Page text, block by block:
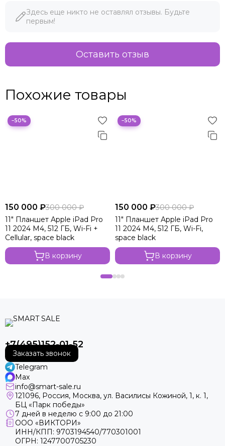
Здесь еще никто не оставлял отзывы. Будьте
первым!
Оставить отзыв
Похожие товары
−50%
150 000 ₽300 000 ₽
11" Планшет Apple iPad Pro
11 2024 M4, 512 ГБ, Wi-Fi +
Cellular, space black
В корзину
−50%
150 000 ₽300 000 ₽
11" Планшет Apple iPad Pro
11 2024 M4, 512 ГБ, Wi-Fi,
space black
В корзину
+7(495)152-01-52
Заказать звонок
Telegram
Max
info@smart-sale.ru
121096, Россия, Москва, ул. Василисы Кожиной, 1, к. 1,
БЦ «Парк победы»
7 дней в неделю с 9:00 до 21:00
ООО «ВИКТОРИ»
ИНН/КПП: 9703194540/770301001
ОГРН: 1247700705230